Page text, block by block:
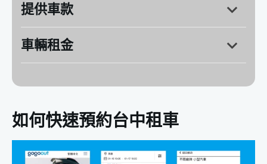
台中市西屯區中科路1086號
營業時間：週一～週日 / 9:30～19:30
提供車款
車輛租金
如何快速預約台中租車